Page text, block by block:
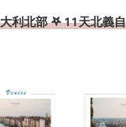
利北部 𖤐 11天北義